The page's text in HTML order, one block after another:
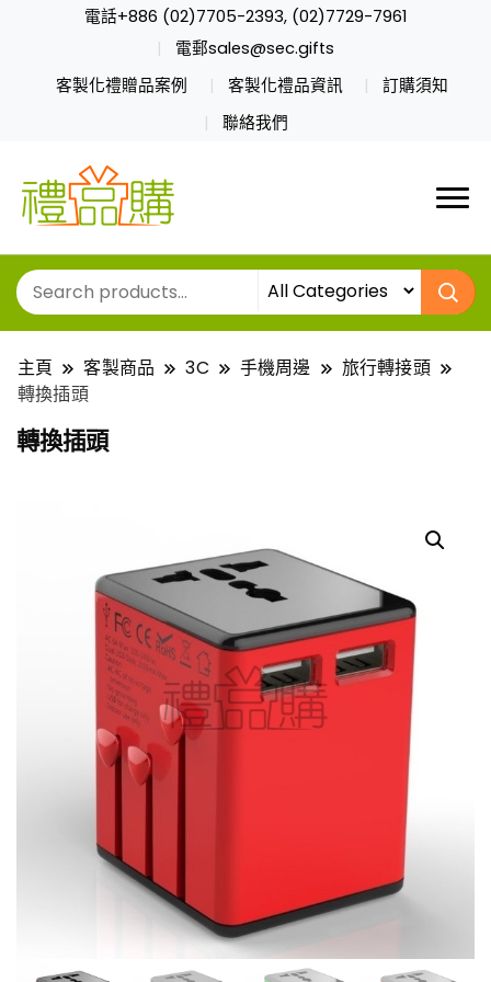
電話+886 (02)7705-2393, (02)7729-7961
電郵sales@sec.gifts
客製化禮贈品案例
客製化禮品資訊
訂購須知
聯絡我們
主頁 客製商品 3C 手機周邊
旅行轉接頭
轉換插頭
轉換插頭